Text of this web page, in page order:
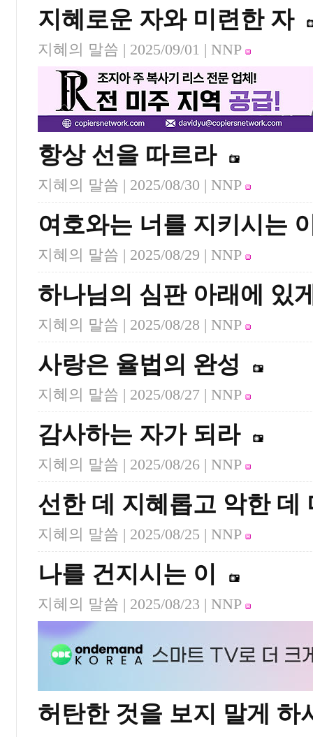
지혜로운 자와 미련한 자
지혜의 말씀 | 2025/09/01 | NNP
항상 선을 따르라
지혜의 말씀 | 2025/08/30 | NNP
여호와는 너를 지키시는
지혜의 말씀 | 2025/08/29 | NNP
하나님의 심판 아래에 있
지혜의 말씀 | 2025/08/28 | NNP
사랑은 율법의 완성
지혜의 말씀 | 2025/08/27 | NNP
감사하는 자가 되라
지혜의 말씀 | 2025/08/26 | NNP
선한 데 지혜롭고 악한 데
지혜의 말씀 | 2025/08/25 | NNP
나를 건지시는 이
지혜의 말씀 | 2025/08/23 | NNP
허탄한 것을 보지 말게 하